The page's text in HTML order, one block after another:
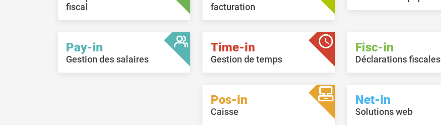
fiscal
facturation
Pay-in
Gestion des salaires
Time-in
Gestion de temps
Fisc-in
Déclarations fiscales
Pos-in
Caisse
Net-in
Solutions web